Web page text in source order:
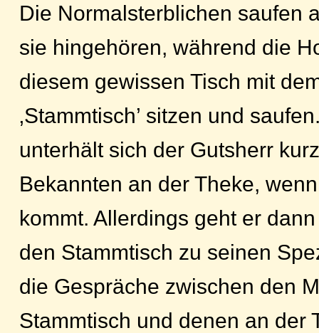
Die Normalsterblichen saufen
sie hingehören, während die
diesem gewissen Tisch mit
‚Stammtisch’ sitzen und
unterhält sich der Gutsherr
Bekannten an der Theke,
kommt. Allerdings geht er
den Stammtisch zu seinen
die Gespräche zwischen den
Stammtisch und denen an der